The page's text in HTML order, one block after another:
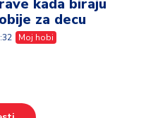
kada biraju
za decu
Moj hobi